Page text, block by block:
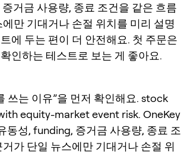
거금 사용량, 종료 조건을 같은 흐름
만 기대거나 손절 위치를 미리 설명
에 두는 편이 더 안전해요. 첫 주문은
인하는 테스트로 보는 게 좋아요.
쓰는 이유”을 먼저 확인해요. stock
equity-market event risk. OneKey
동성, funding, 증거금 사용량, 종료 조
가 단일 뉴스에만 기대거나 손절 위